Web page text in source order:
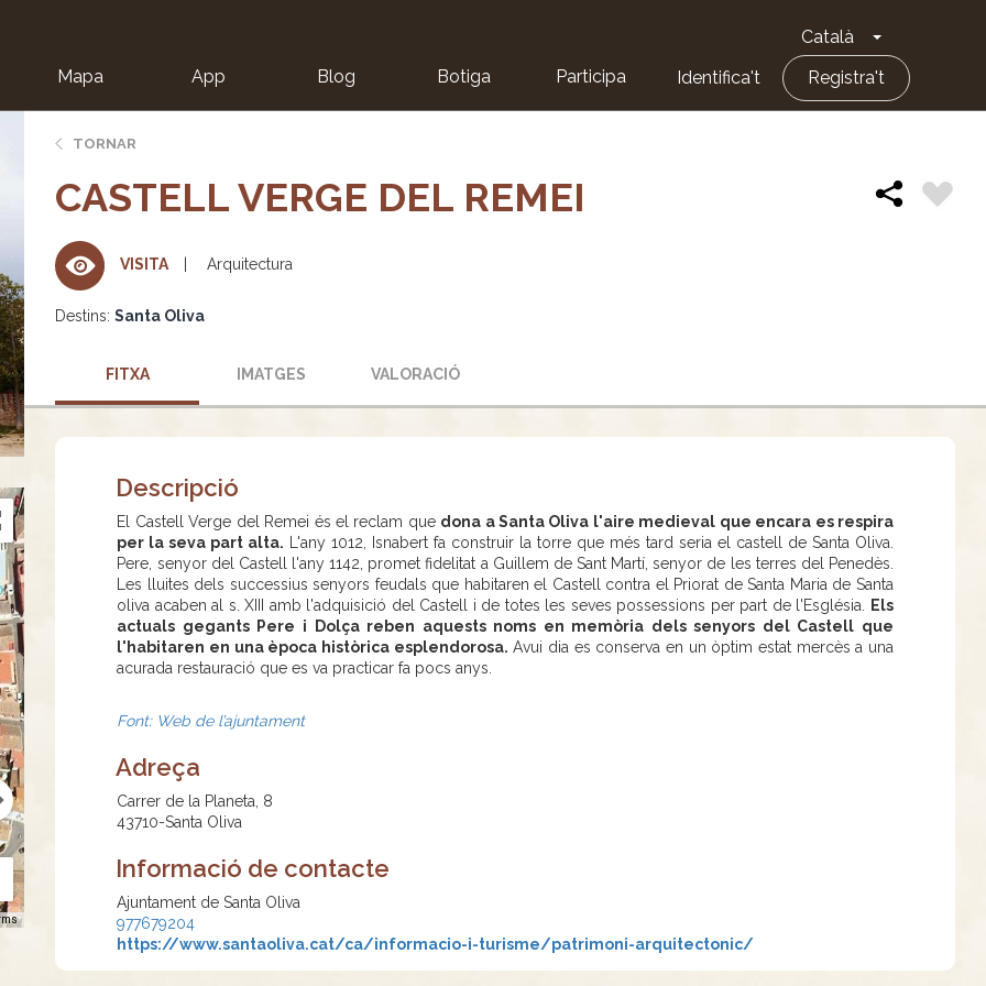
Català Toggle
Mapa App Blog Botiga Participa Identifica't Registra't
TORNAR
CASTELL VERGE DEL REMEI
VISITA Arquitectura
Destins: Santa Oliva
FITXA IMATGES VALORACIÓ
Descripció
El Castell Verge del Remei és el reclam que dona a Santa Oliva l'aire medieval que encara es respira
per la seva part alta. L'any 1012, Isnabert fa construir la torre que més tard seria el castell de Santa Oliva.
Pere, senyor del Castell l'any 1142, promet fidelitat a Guillem de Sant Martí, senyor de les terres del Penedès.
Les lluites dels successius senyors feudals que habitaren el Castell contra el Priorat de Santa Maria de Santa
oliva acaben al s. XIII amb l'adquisició del Castell i de totes les seves possessions per part de l'Església.
Els
actuals gegants Pere i Dolça reben aquests noms en memòria dels senyors del Castell que
l'habitaren en una època històrica esplendorosa. Avui dia es conserva en un òptim estat mercès a una
acurada restauració que es va practicar fa pocs anys.
Font: Web de l’ajuntament
Adreça
Carrer de la Planeta, 8
43710-Santa Oliva
Informació de contacte
Ajuntament de Santa Oliva
977679204
https://www.santaoliva.cat/ca/informacio-i-turisme/patrimoni-arquitectonic/